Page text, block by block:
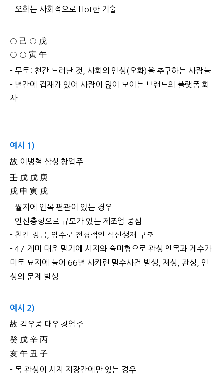
- 오화는 사회적으로 Hot한 기술
○ 己 ○ 戊
○ ○ 寅 午
- 무토: 천간 드러난 것, 사회의 인성(오화)을 추구하는 사람들
- 년간에 겁재가 있어 사람이 많이 모이는 브랜드의 플랫폼 회
사
예시 1)
故 이병철 삼성 창업주
壬 戊 戊 庚
戌 申 寅 戌
- 월지에 인목 편관이 있는 경우
- 인신충형으로 규모가 있는 제조업 중심
- 천간 경금, 임수로 전형적인 식신생재 구조
- 47 계미 대운 말기에 시지와 술미형으로 관성 인목과 계수가
미토 묘지에 들어 66년 사카린 밀수사건 발생, 재성, 관성, 인
성의 문제 발생
예시 2)
故 김우중 대우 창업주
癸 戊 辛 丙
亥 午 丑 子
- 목 관성이 시지 지장간에만 있는 경우